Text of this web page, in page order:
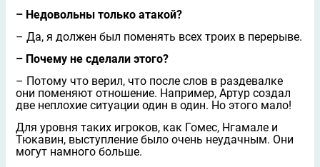
– Недовольны только атакой?
– Да, я должен был поменять всех троих в перерыве.
– Почему не сделали этого?
– Потому что верил, что после слов в раздевалке
они поменяют отношение. Например, Артур создал
две неплохие ситуации один в один. Но этого мало!
Для уровня таких игроков, как Гомес, Нгамале и
Тюкавин, выступление было очень неудачным. Они
могут намного больше.